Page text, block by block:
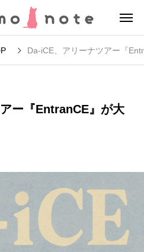
Da-iCE、アリーナツアー『
ー『EntranCE』が大